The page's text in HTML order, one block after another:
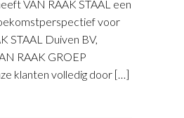
VAN RAAK STAAL een
voor
STAAL Duiven BV,
RAAK GROEP
klanten volledig door […]